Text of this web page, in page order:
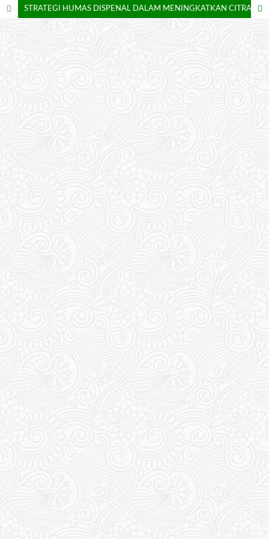
STRATEGI HUMAS DISPENAL DALAM MENINGKATKAN CITRA POSITIF KEPADA PUBLIK EKSTERNAL